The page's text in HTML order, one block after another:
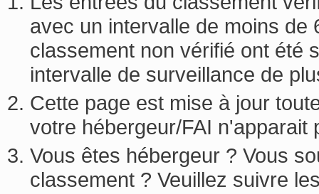
avec un intervalle de moins
classement non vérifié ont été
intervalle de surveillance de
Cette page est mise à jour
votre hébergeur/FAI n'apparait
Vous êtes hébergeur ? Vous
classement ? Veuillez suivre